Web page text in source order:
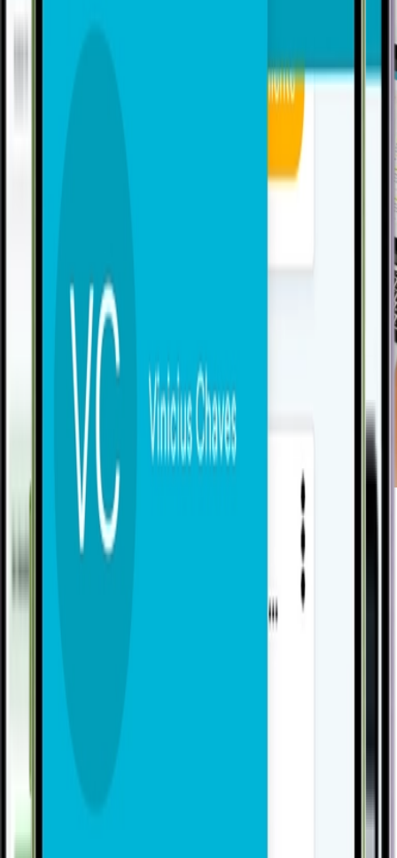
Fale com um especialista
O Agent
Equipes perdem tempo, prazo e contexto quando a
gestão de tarefas vive em uma ferramenta separada do
ERP. O Agent resolve isso. Tickets, atendimentos e
follow-ups vinculados diretamente a qualquer
personalizáveis pela lógica da empresa.